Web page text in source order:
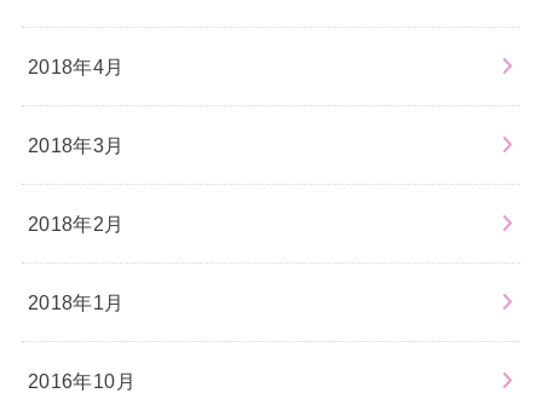
2018年4月
2018年3月
2018年2月
2018年1月
2016年10月